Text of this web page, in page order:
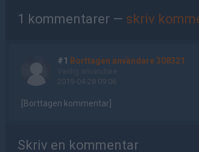
1 kommentarer — skriv
#1 Borttagen användare 308321
2019-04-28 09:06
[Borttagen kommentar]
Skriv en kommentar